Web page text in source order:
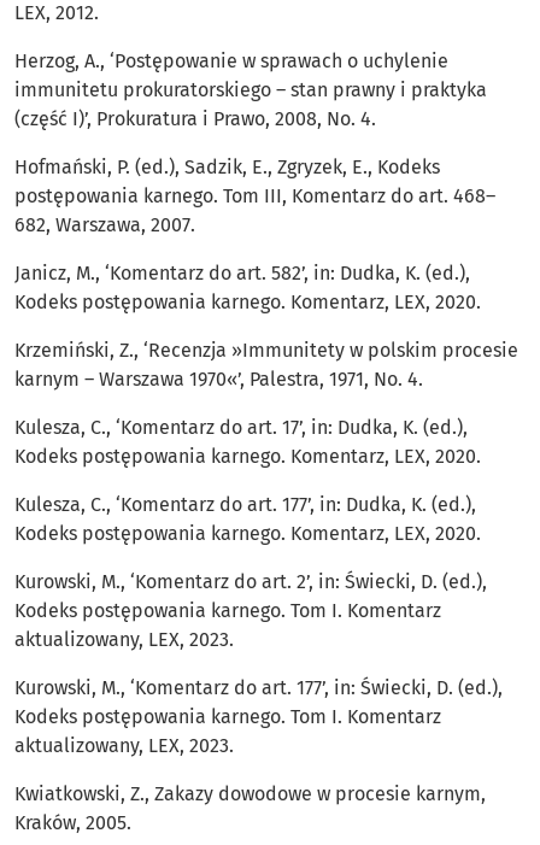
LEX, 2012.
Herzog, A., ‘Postępowanie w sprawach o uchylenie
immunitetu prokuratorskiego – stan prawny i praktyka
(część I)’, Prokuratura i Prawo, 2008, No. 4.
Hofmański, P. (ed.), Sadzik, E., Zgryzek, E., Kodeks
postępowania karnego. Tom III, Komentarz do art. 468–
682, Warszawa, 2007.
Janicz, M., ‘Komentarz do art. 582’, in: Dudka, K. (ed.),
Kodeks postępowania karnego. Komentarz, LEX, 2020.
Krzemiński, Z., ‘Recenzja »Immunitety w polskim procesie
karnym – Warszawa 1970«’, Palestra, 1971, No. 4.
Kulesza, C., ‘Komentarz do art. 17’, in: Dudka, K. (ed.),
Kodeks postępowania karnego. Komentarz, LEX, 2020.
Kulesza, C., ‘Komentarz do art. 177’, in: Dudka, K. (ed.),
Kodeks postępowania karnego. Komentarz, LEX, 2020.
Kurowski, M., ‘Komentarz do art. 2’, in: Świecki, D. (ed.),
Kodeks postępowania karnego. Tom I. Komentarz
aktualizowany, LEX, 2023.
Kurowski, M., ‘Komentarz do art. 177’, in: Świecki, D. (ed.),
Kodeks postępowania karnego. Tom I. Komentarz
aktualizowany, LEX, 2023.
Kwiatkowski, Z., Zakazy dowodowe w procesie karnym,
Kraków, 2005.